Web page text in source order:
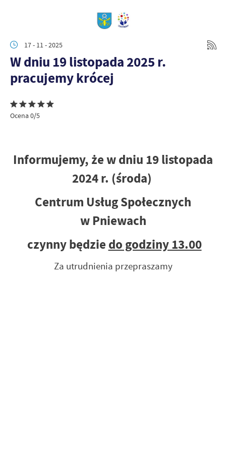
17 - 11 - 2025
W dniu 19 listopada 2025 r.
pracujemy krócej
Ocena 0/5
Informujemy, że w dniu 19 listopada
2024 r. (środa)
Centrum Usług Społecznych
w Pniewach
czynny będzie do godziny 13.00
Za utrudnienia przepraszamy